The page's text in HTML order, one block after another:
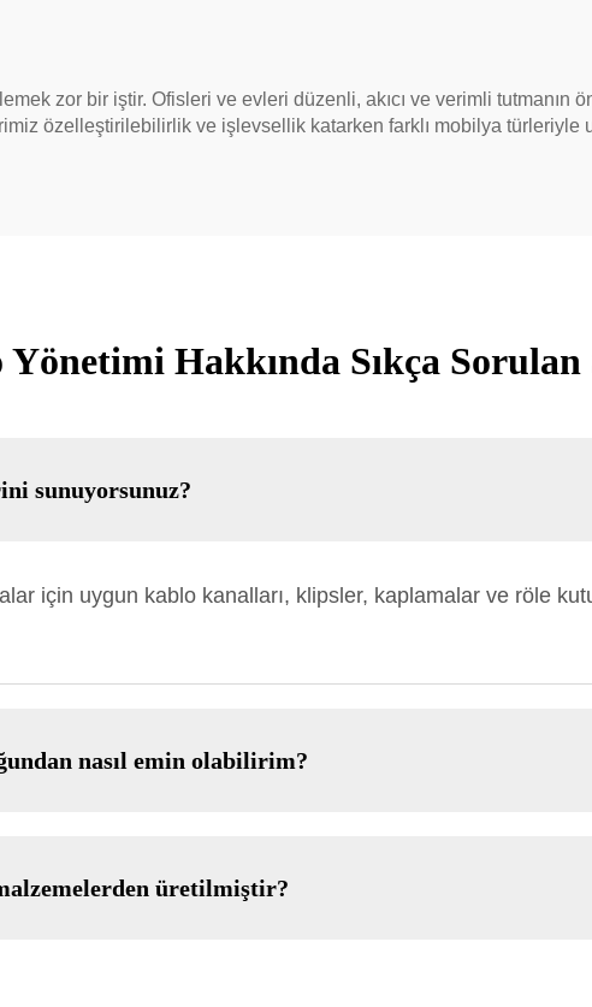
zor bir iştir. Ofisleri ve evleri düzenli, akıcı ve verimli tutmanın
özelleştirilebilirlik ve işlevsellik katarken farklı mobilya türleriyle
Hakkında Sıkça
sunuyorsunuz?
için uygun kablo kanalları, klipsler, kaplamalar ve röle
nasıl emin olabilirim?
üretilmiştir?